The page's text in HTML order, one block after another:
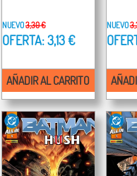
NUEVO3,30 €
OFERTA: 3,13 €
AÑADIR AL CARRITO
NUEVO